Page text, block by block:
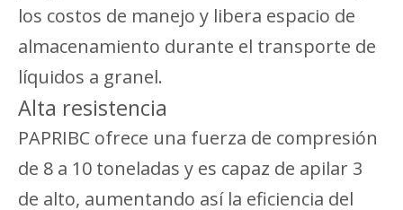
los costos de manejo y libera espacio de
almacenamiento durante el transporte de
líquidos a granel.
Alta resistencia
PAPRIBC ofrece una fuerza de compresión
de 8 a 10 toneladas y es capaz de apilar 3
de alto, aumentando así la eficiencia del